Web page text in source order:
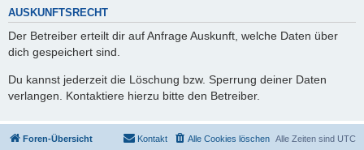
AUSKUNFTSRECHT
Der Betreiber erteilt dir auf Anfrage Auskunft, welche Daten über
dich gespeichert sind.
Du kannst jederzeit die Löschung bzw. Sperrung deiner Daten
verlangen. Kontaktiere hierzu bitte den Betreiber.
Foren-Übersicht Alle Zeiten sind UTC
Alle Cookies löschen
Kontakt